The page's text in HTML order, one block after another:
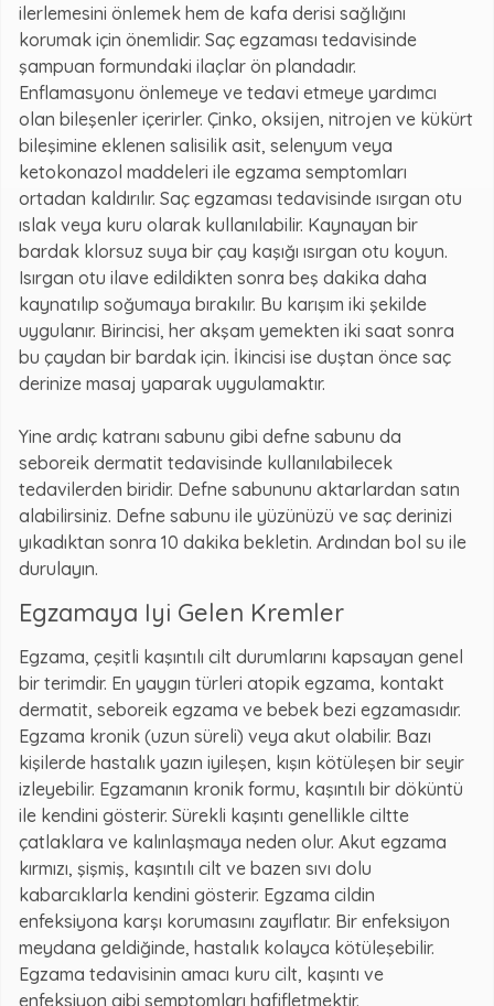
ilerlemesini önlemek hem de kafa derisi sağlığını
korumak için önemlidir. Saç egzaması tedavisinde
şampuan formundaki ilaçlar ön plandadır.
Enflamasyonu önlemeye ve tedavi etmeye yardımcı
olan bileşenler içerirler. Çinko, oksijen, nitrojen ve kükürt
bileşimine eklenen salisilik asit, selenyum veya
ketokonazol maddeleri ile egzama semptomları
ortadan kaldırılır. Saç egzaması tedavisinde ısırgan otu
ıslak veya kuru olarak kullanılabilir. Kaynayan bir
bardak klorsuz suya bir çay kaşığı ısırgan otu koyun.
Isırgan otu ilave edildikten sonra beş dakika daha
kaynatılıp soğumaya bırakılır. Bu karışım iki şekilde
uygulanır. Birincisi, her akşam yemekten iki saat sonra
bu çaydan bir bardak için. İkincisi ise duştan önce saç
derinize masaj yaparak uygulamaktır.
Yine ardıç katranı sabunu gibi defne sabunu da
seboreik dermatit tedavisinde kullanılabilecek
tedavilerden biridir. Defne sabununu aktarlardan satın
alabilirsiniz. Defne sabunu ile yüzünüzü ve saç derinizi
yıkadıktan sonra 10 dakika bekletin. Ardından bol su ile
durulayın.
Egzamaya Iyi Gelen Kremler
Egzama, çeşitli kaşıntılı cilt durumlarını kapsayan genel
bir terimdir. En yaygın türleri atopik egzama, kontakt
dermatit, seboreik egzama ve bebek bezi egzamasıdır.
Egzama kronik (uzun süreli) veya akut olabilir. Bazı
kişilerde hastalık yazın iyileşen, kışın kötüleşen bir seyir
izleyebilir. Egzamanın kronik formu, kaşıntılı bir döküntü
ile kendini gösterir. Sürekli kaşıntı genellikle ciltte
çatlaklara ve kalınlaşmaya neden olur. Akut egzama
kırmızı, şişmiş, kaşıntılı cilt ve bazen sıvı dolu
kabarcıklarla kendini gösterir. Egzama cildin
enfeksiyona karşı korumasını zayıflatır. Bir enfeksiyon
meydana geldiğinde, hastalık kolayca kötüleşebilir.
Egzama tedavisinin amacı kuru cilt, kaşıntı ve
enfeksiyon gibi semptomları hafifletmektir.